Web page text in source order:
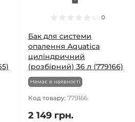
0
Бак для системи
опалення Aquatica
циліндричний
(розбірний) 36 л (779166)
Немає в наявності
Код товару: 779166
2 149 грн.